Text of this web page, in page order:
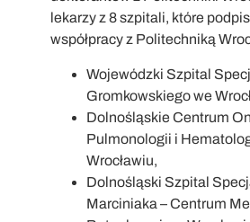
lekarzy z 8 szpitali, które
współpracy z Politechniką
Wojewódzki Szpital
Gromkowskiego we
Dolnośląskie Centrum
Pulmonologii i
Wrocławiu,
Dolnośląski Szpital
Marciniaka – Centrum